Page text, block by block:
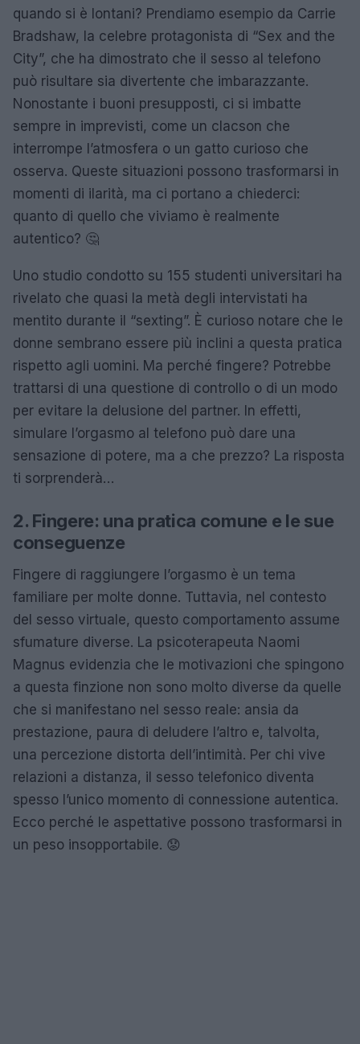
quando si è lontani? Prendiamo esempio da Carrie
Bradshaw, la celebre protagonista di “Sex and the
City”, che ha dimostrato che il sesso al telefono
può risultare sia divertente che imbarazzante.
Nonostante i buoni presupposti, ci si imbatte
sempre in imprevisti, come un clacson che
interrompe l’atmosfera o un gatto curioso che
osserva. Queste situazioni possono trasformarsi in
momenti di ilarità, ma ci portano a chiederci:
quanto di quello che viviamo è realmente
autentico? 🤔
Uno studio condotto su 155 studenti universitari ha
rivelato che quasi la metà degli intervistati ha
mentito durante il “sexting”. È curioso notare che le
donne sembrano essere più inclini a questa pratica
rispetto agli uomini. Ma perché fingere? Potrebbe
trattarsi di una questione di controllo o di un modo
per evitare la delusione del partner. In effetti,
simulare l’orgasmo al telefono può dare una
sensazione di potere, ma a che prezzo? La risposta
ti sorprenderà…
2. Fingere: una pratica comune e le sue
conseguenze
Fingere di raggiungere l’orgasmo è un tema
familiare per molte donne. Tuttavia, nel contesto
del sesso virtuale, questo comportamento assume
sfumature diverse. La psicoterapeuta Naomi
Magnus evidenzia che le motivazioni che spingono
a questa finzione non sono molto diverse da quelle
che si manifestano nel sesso reale: ansia da
prestazione, paura di deludere l’altro e, talvolta,
una percezione distorta dell’intimità. Per chi vive
relazioni a distanza, il sesso telefonico diventa
spesso l’unico momento di connessione autentica.
Ecco perché le aspettative possono trasformarsi in
un peso insopportabile. 😟